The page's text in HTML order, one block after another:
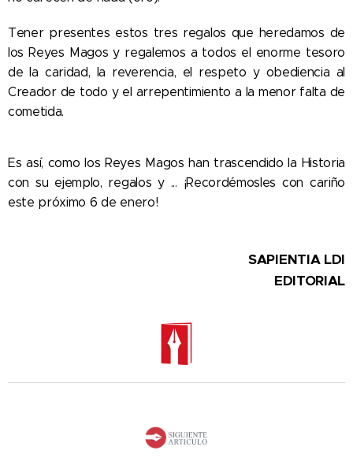
Tener presentes estos tres regalos que heredamos de
los Reyes Magos y regalemos a todos el enorme tesoro
de la caridad, la reverencia, el respeto y obediencia al
Creador de todo y el arrepentimiento a la menor falta de
cometida.
Es así, como los Reyes Magos han trascendido la Historia
con su ejemplo, regalos y ... ¡Recordémosles con cariño
este próximo 6 de enero!
SAPIENTIA LDI
EDITORIAL